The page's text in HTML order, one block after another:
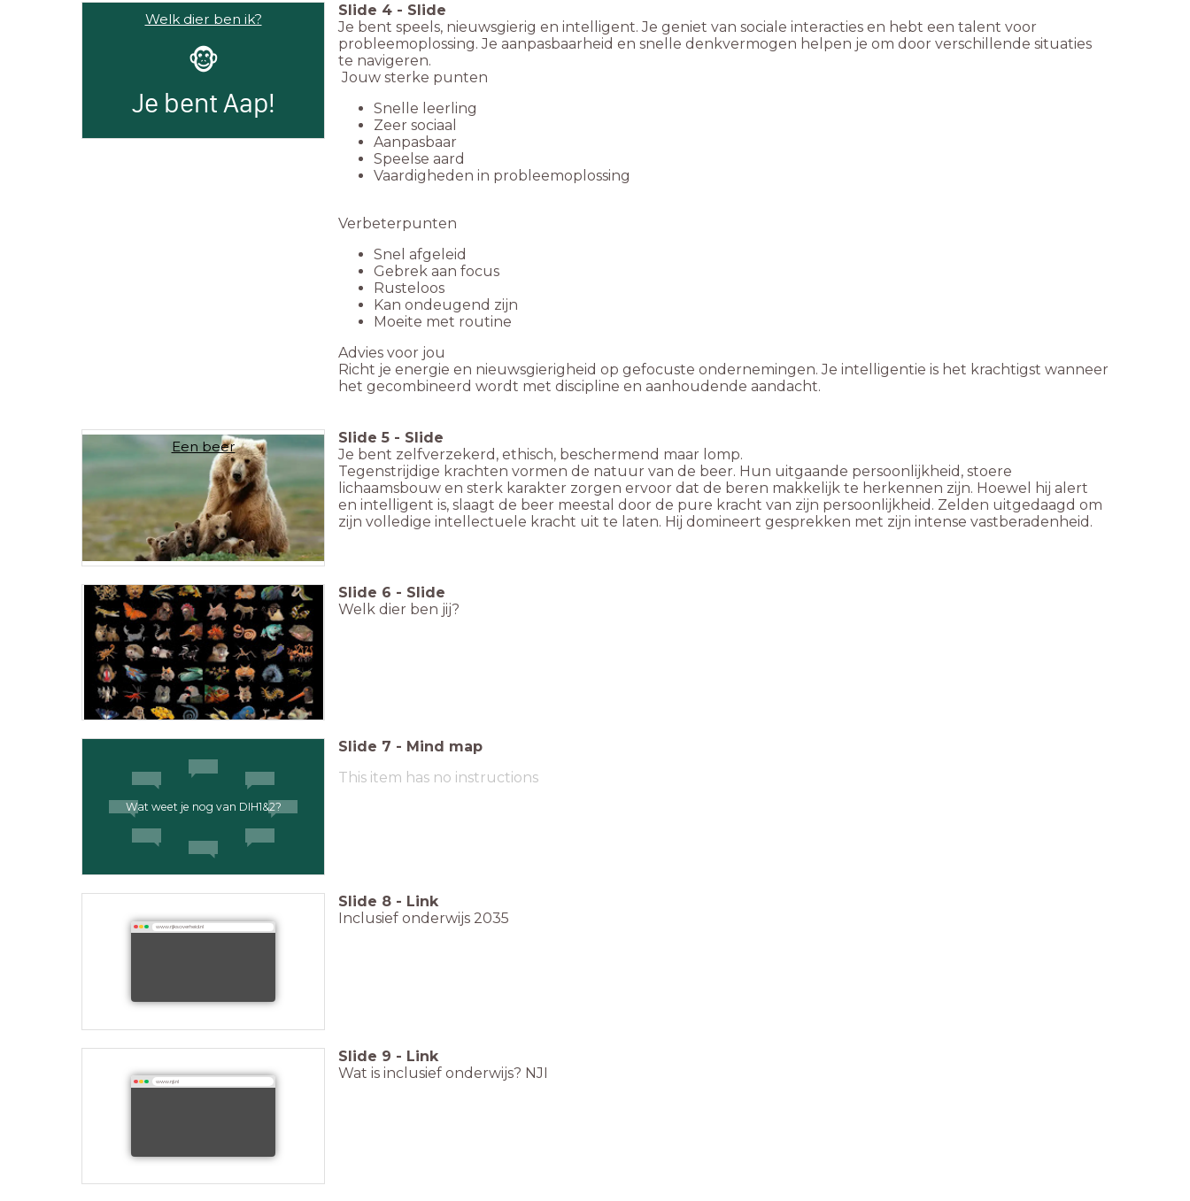
Welk dier ben ik?
🐵
Je bent Aap!
Slide 4 - Slide
Je bent speels, nieuwsgierig en intelligent. Je geniet van sociale interacties en hebt een talent voor
probleemoplossing. Je aanpasbaarheid en snelle denkvermogen helpen je om door verschillende situaties
te navigeren.
Jouw sterke punten
Snelle leerling
Zeer sociaal
Aanpasbaar
Speelse aard
Vaardigheden in probleemoplossing
Verbeterpunten
Snel afgeleid
Gebrek aan focus
Rusteloos
Kan ondeugend zijn
Moeite met routine
Advies voor jou
Richt je energie en nieuwsgierigheid op gefocuste ondernemingen. Je intelligentie is het krachtigst wanneer
het gecombineerd wordt met discipline en aanhoudende aandacht.
Een beer
Slide 5 - Slide
Je bent zelfverzekerd, ethisch, beschermend maar lomp.
Tegenstrijdige krachten vormen de natuur van de beer. Hun uitgaande persoonlijkheid, stoere
lichaamsbouw en sterk karakter zorgen ervoor dat de beren makkelijk te herkennen zijn. Hoewel hij alert
en intelligent is, slaagt de beer meestal door de pure kracht van zijn persoonlijkheid. Zelden uitgedaagd om
zijn volledige intellectuele kracht uit te laten. Hij domineert gesprekken met zijn intense vastberadenheid.
Slide 6 - Slide
Welk dier ben jij?
Wat weet je nog van DIH1&2?
Slide 7 - Mind map
This item has no instructions
www.rijksoverheid.nl
Slide 8 - Link
Inclusief onderwijs 2035
www.nji.nl
Slide 9 - Link
Wat is inclusief onderwijs? NJI